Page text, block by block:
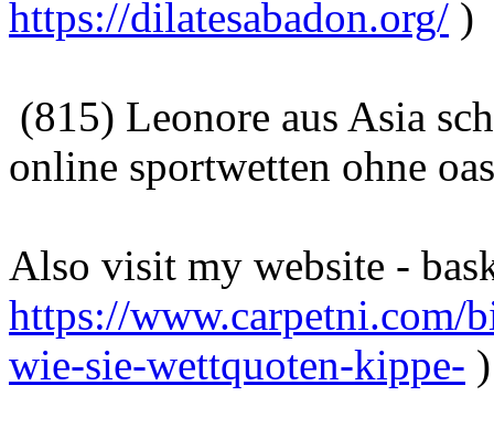
https://dilatesabadon.org/ )
(815) Leonore aus Asia
online sportwetten ohne
Also visit my website -
https://www.carpetni.com/
wie-sie-wettquoten-kippe-